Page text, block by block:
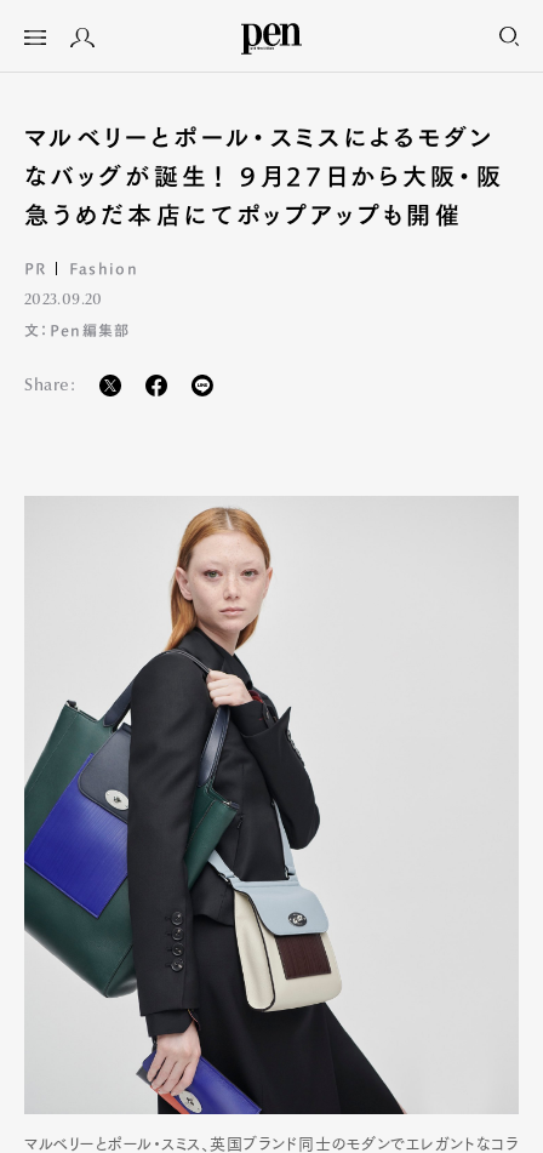
マルベリーとポール・スミスによるモダン
なバッグが誕生！ 9月27日から大阪・阪
急うめだ本店にてポップアップも開催
PR Fashion
2023.09.20
文：Pen編集部
Share:
マルベリーとポール・スミス、英国ブランド同士のモダンでエレガントなコラ